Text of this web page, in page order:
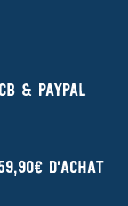
& Paypal
d'achat